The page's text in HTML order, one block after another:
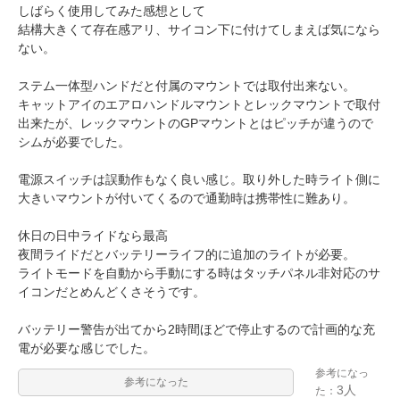
しばらく使用してみた感想として
結構大きくて存在感アリ、サイコン下に付けてしまえば気になら
ない。
ステム一体型ハンドだと付属のマウントでは取付出来ない。
キャットアイのエアロハンドルマウントとレックマウントで取付
出来たが、レックマウントのGPマウントとはピッチが違うので
シムが必要でした。
電源スイッチは誤動作もなく良い感じ。取り外した時ライト側に
大きいマウントが付いてくるので通勤時は携帯性に難あり。
休日の日中ライドなら最高
夜間ライドだとバッテリーライフ的に追加のライトが必要。
ライトモードを自動から手動にする時はタッチパネル非対応のサ
イコンだとめんどくさそうです。
バッテリー警告が出てから2時間ほどで停止するので計画的な充
電が必要な感じでした。
参考になった
参考になっ
た：3人